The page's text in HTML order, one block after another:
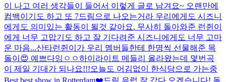
이 나고 여러 생각들이 들어서 이렇게 글로 남겨요~ 오랜만에
컴백이기도 하고 또 7드림으로 나오는거라 우리에게도 시즈니
에게도 의미있는 활동이 될것 같아요. 무사히 돌아와준 런쥔이
에게 너무 고맙기도 하고 잘 기다려준 시즈니에게도 너무 고마
운 마음...산타런쥔이가 우리 멤버들한테 한명씩 선물해준 목
돌이😍 예쁘다잉ㅇㅇ하이라이트 메들리 올라왔는데 몇번곡
이 제일 기대가 되나요!!!오늘도 어김없이 한식당으로 가는중
Best best show in Rotterdam❤️드림 유럽 잘 갔다 오겠습니다! 돌